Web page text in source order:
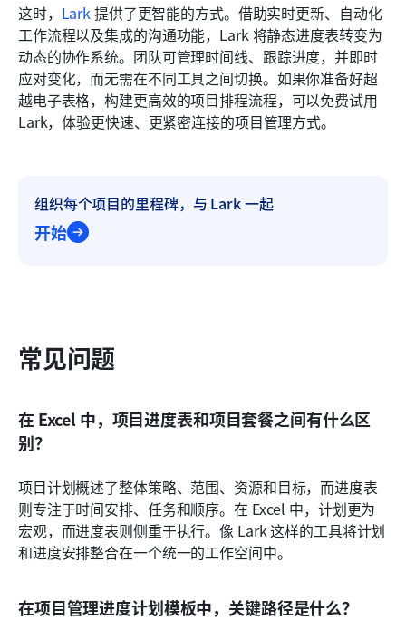
这时， Lark 提供了更智能的方式。借助实时更新、自动化
工作流程以及集成的沟通功能，Lark 将静态进度表转变为
动态的协作系统。团队可管理时间线、跟踪进度，并即时
应对变化，而无需在不同工具之间切换。如果你准备好超
越电子表格，构建更高效的项目排程流程，可以免费试用
Lark，体验更快速、更紧密连接的项目管理方式。
组织每个项目的里程碑，与 Lark 一起
开始
常见问题
在 Excel 中，项目进度表和项目套餐之间有什么区
别？
项目计划概述了整体策略、范围、资源和目标，而进度表
则专注于时间安排、任务和顺序。在 Excel 中，计划更为
宏观，而进度表则侧重于执行。像 Lark 这样的工具将计划
和进度安排整合在一个统一的工作空间中。
在项目管理进度计划模板中，关键路径是什么？